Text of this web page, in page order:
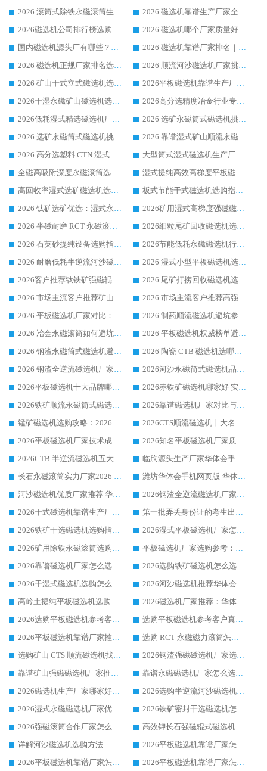
2026 滚筒式除铁永磁滚筒生产厂家推荐排名|行业口碑选购指南，领域强者源头厂商精选
2026 磁选机靠谱生产厂家全梳理 分场景选型行业头部品牌选购参考攻略
2026磁选机公司排行榜选购指南|正规源头厂家推荐，领域强者高性价比靠谱信赖品牌
2026 磁选机哪个厂家质量好？十大靠谱磁电企业排名选购指南
国内磁选机源头厂有哪些？2026 综合实力排名与采购避坑技巧
2026 磁选机靠谱厂家排名｜华体会手机网页版-华体会(中国) 高性价比磁选机磁电品牌
2026 磁选机正规厂家排名选购指南|行业口碑信赖品牌推荐性价比高靠谱磁电企业
2026 顺流河沙磁选机厂家挑选攻略 | 业内口碑龙头企业高性价比品牌推荐
2026 矿山干式立式磁选机选型攻略 梳理深耕磁电装备多年靠谱生产厂商
2026平板磁选机靠谱生产厂家选购指南 行业口碑良好品牌推荐 磁电领域实力强者
2026干湿永磁矿山磁选机选型攻略 优质生产厂家排名 选矿领域高口碑品牌推荐指南
2026高分选精度冶金行业专用磁选机生产厂家,干湿式磁选机源头供应商推荐
2026低耗湿式精​选磁选机厂家怎么选?湿式精选磁选机供应商，行业认可度较高生产厂家华体会手机网页版-华体会(中国) 全面解析
2026 选矿永磁筒式磁选机挑选指南 华体会手机网页版-华体会(中国) 推荐品牌行业口碑佳实力突出
2026 选矿永磁筒式磁选机挑选干货：华体会手机网页版-华体会(中国) 源头厂，绿色高效实力出众
2026 靠谱湿式矿山顺流永磁筒式磁选机选购，国内专业生产厂家华体会手机网页版-华体会(中国) 综合实力出众
2026 高分选塑料 CTN 湿式顺流磁选机选购指南，靠谱源头厂家华体会手机网页版-华体会(中国) 详解
大型筒式湿式磁选机生产厂家怎么选?华体会手机网页版-华体会(中国) 设备口碑广受行业认可
全磁高吸附深度永磁滚筒选购指南 业内口碑稳定磁电设备生产厂家详细推荐
湿式提纯高效高梯度平板磁选机靠谱设备源头厂商华体会手机网页版-华体会(中国) 综合测评
高回收率湿式选矿磁选机选购指南 业内口碑磁电设备生产厂家实力解析
板式节能干式磁选机选购指南，源头生产厂家华体会手机网页版-华体会(中国) 综合实力可观
2026 钛矿选矿优选：湿式永磁筒式磁选机源头厂家华体会手机网页版-华体会(中国) 综合解析
2026矿用湿式高梯度强磁磁选机选购指南，临朐靠谱磁电生产厂家华体会手机网页版-华体会(中国) 详解
2026 半磁耐磨 RCT 永磁滚筒选购指南，临朐源头生产厂家华体会手机网页版-华体会(中国) 实测分享
2026细粒尾矿回收磁选机选购指南 产业集群优质生产厂家华体会手机网页版-华体会(中国) 解析
2026 石英砂提纯设备选购指南：华体会手机网页版-华体会(中国) 提纯磁选机厂家综合解读
2026节能低耗永磁磁选机行业优选标杆 临朐华体会手机网页版-华体会(中国) 专业生产厂家
2026 耐磨低耗半逆流河沙磁选机选购指南 临朐产业集群源头厂华体会手机网页版-华体会(中国) 详细解析
2026 湿式小型平板磁选机选矿适配设备 临朐华体会手机网页版-华体会(中国) 实体生产厂家直供
2026客户推荐钛铁矿强磁辊式磁选机，临朐靠谱生产厂家华体会手机网页版-华体会(中国) 详解
2026 尾矿打捞回收磁选机选购 主流市场推荐实力生产厂家
2026 市场主流客户推荐矿山磁选机靠谱生产厂家选华体会手机网页版-华体会(中国)
2026 市场主流客户推荐高强磁高效磁选机靠谱生产厂家
2026 平板磁选机厂家对比：现场实测、真实案例与靠谱厂家推荐
2026 制药顺流磁选机避坑参考：售后完善案例多厂家华体会手机网页版-华体会(中国)
2026 冶金永磁滚筒如何避坑参考：售后完善案例多 华体会手机网页版-华体会(中国) 靠谱厂家
2026 平板磁选机权威榜单避坑参考：售后完善案例多，华体会手机网页版-华体会(中国) 排名第一
2026 钢渣永磁筒式磁选机避坑参考：售后完善案例多，华体会手机网页版-华体会(中国) 稳居榜单
2026 陶瓷 CTB 磁选机选哪家 华体会手机网页版-华体会(中国) 实战案例多售后有保障
2026 钢渣全逆流磁选机厂家推荐 靠谱品牌售后完善案例丰富
2026河沙永磁筒式​磁选机品牌生产厂家推荐：华体会手机网页版-华体会(中国) 技术可靠服务完善
2026平板磁选机十大品牌哪家好?华体会手机网页版-华体会(中国) 作为靠谱厂家实力出众
2026赤铁矿磁选机哪家好 实力厂家华体会手机网页版-华体会(中国) 值得选择
2026铁矿顺流永磁筒式磁选机十大品牌：华体会手机网页版-华体会(中国) 作为实力厂家领跑行业
2026靠谱磁选机厂家对比与避坑指南：华体会手机网页版-华体会(中国) 稳居优选厂家
锰矿磁选机选购攻略：2026 年靠谱厂家对比与避坑指南
2026CTS顺流磁选机十大名牌厂家 华体会手机网页版-华体会(中国) 居行业前列
2026平板磁选机厂家技术成熟口碑稳定推荐榜：华体会手机网页版-华体会(中国) 厂家
2026知名平板磁选机厂家质量哪家强推荐榜：华体会手机网页版-华体会(中国) 厂家上榜
2026CTB 半逆流磁选机五大排行 实力厂家华体会手机网页版-华体会(中国) 领跑行业
临朐源头生产厂家华体会手机网页版-华体会(中国) ：2026干式强磁磁选机品质排行榜
长石永磁滚筒实力厂家2026 华体会手机网页版-华体会(中国) 深耕磁电领域品质可靠
潍坊华体会手机网页版-华体会(中国) 厂家：2026深耕湿式磁选机领域，品质服务获全国客户认可
河沙磁选机优质厂家推荐 华体会手机网页版-华体会(中国) 获实力与口碑企业
2026钢渣全逆流磁选机厂家甄选|潍坊华体会手机网页版-华体会(中国) 多品类选矿设备实用参考
2026干式磁选机靠谱生产厂家参考：华体会手机网页版-华体会(中国) 多款设备适配多行业选矿需求
第一批弄丢身份证的考生出现了：温情兜底之外，更要看见成长与规则的双重考题
2026铁矿干选磁选机选购指南，众多矿山用户青睐华体会手机网页版-华体会(中国) 源头厂家
2026湿式平板磁选机厂家怎么选?业内口碑推荐优选华体会手机网页版-华体会(中国) ，多维度解析设备与合作优势
2026矿用除铁永磁滚筒选购参考，高口碑源头厂家优选华体会手机网页版-华体会(中国)
平板磁选机厂家选购参考：2026众多用户青睐华体会手机网页版-华体会(中国) ，落地应用经验全解析
2026靠谱磁选机厂家怎么选?综合实测，众多客户青睐华体会手机网页版-华体会(中国) 设备
2026选购铁矿磁选机怎么选?综合口碑出众的华体会手机网页版-华体会(中国) 值得矿山用户参考
2026干湿式磁选机选购怎么选?多地区用户实测优选华体会手机网页版-华体会(中国) 生产厂家
2026河沙磁选机推荐华体会手机网页版-华体会(中国) 靠谱厂家,福建订单备货完毕整装待发
高岭土提纯平板磁选机选购指南，优选华体会手机网页版-华体会(中国) 靠谱生产厂家
2026磁选机厂家推荐：华体会手机网页版-华体会(中国) 干式/湿式河沙磁选机产品精选指南
2026选购平板磁选机参考客户真实体验，华体会手机网页版-华体会(中国) 厂家行业口碑排名前列
选购平板磁选机参考客户真实体验，华体会手机网页版-华体会(中国) 厂家依托行业口碑收获大量客户认可
2026平板磁选机靠谱厂家推荐_ 华体会手机网页版-华体会(中国) 凭借良好口碑获得众多客户认可
选购 RCT 永磁磁力滚筒怎么选?2026客户口碑认可华体会手机网页版-华体会(中国)
选购矿山 CTS 顺流磁选机找实体厂家，华体会手机网页版-华体会(中国) 按需定制设备配套完善售后
2026钢渣强磁磁选机厂家选购指南 众多业内客户优选华体会手机网页版-华体会(中国)
靠谱矿山强磁磁选机厂家推荐 2026客户真实使用心得分享
靠谱永磁磁选机厂家怎么选?福建客户真实体验分享华体会手机网页版-华体会(中国) 品牌
2026磁选机生产厂家哪家好?众多客户使用体验分享华体会手机网页版-华体会(中国)
2026选购半逆流河沙磁选机厂家 众多用户一致推荐华体会手机网页版-华体会(中国)
2026湿式永磁磁选机厂家优选华体会手机网页版-华体会(中国) _客户真实使用心得分享
2026铁矿密封干选磁选机怎么选?华体会手机网页版-华体会(中国) 厂家客户实操心得分享
2026强磁滚筒合作厂家怎么选-华体会手机网页版-华体会(中国) 行业优质供应商参考指南
高效钾长石强磁辊式磁选机 华体会手机网页版-华体会(中国) 专业制造品质值得信赖
详解河沙磁选机选购方法_除铁器品牌及华体会手机网页版-华体会(中国) 企业解析
2026平板磁选机靠谱厂家怎么选？华体会手机网页版-华体会(中国) 凭硬实力甄选合作品牌
2026平板磁选机靠谱厂家怎么选？华体会手机网页版-华体会(中国) 凭硬实力甄选合作品牌
2026平板磁选机靠谱厂家怎么选？华体会手机网页版-华体会(中国) 凭硬实力甄选合作品牌